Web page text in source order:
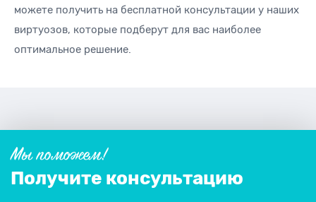
можете получить на бесплатной консультации у наших
виртуозов, которые подберут для вас наиболее
оптимальное решение.
Мы поможем!
Получите консультацию